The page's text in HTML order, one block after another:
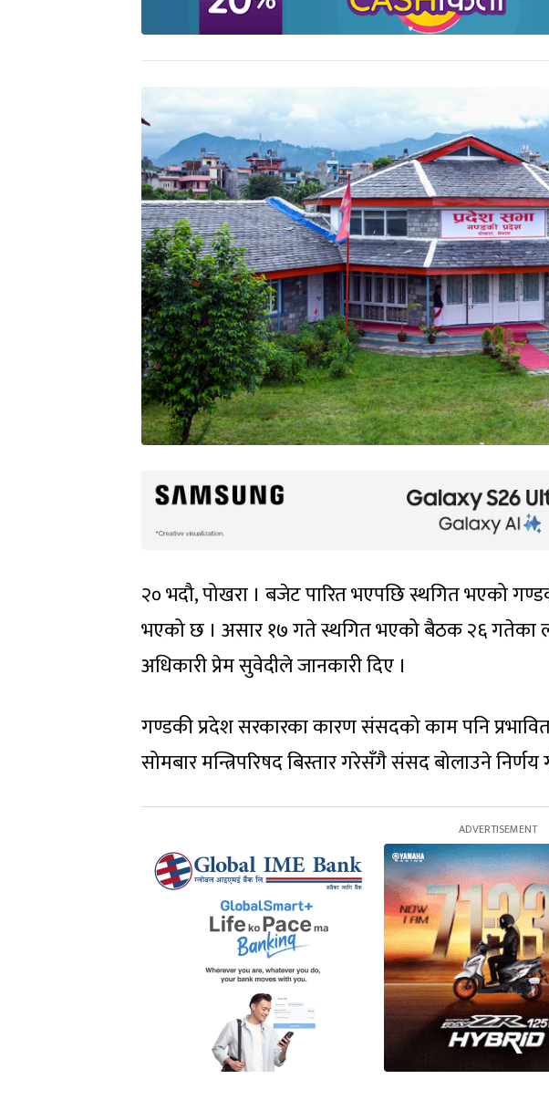
२० भदौ, पोखरा । बजेट पारित भएपछि स्थगित भएको
भएको छ । असार १७ गते स्थगित भएको बैठक २६ गतेका
अधिकारी प्रेम सुवेदीले जानकारी दिए ।
गण्डकी प्रदेश सरकारका कारण संसदको काम पनि प्रभावित
सोमबार मन्त्रिपरिषद बिस्तार गरेसँगै संसद बोलाउने निर्णय